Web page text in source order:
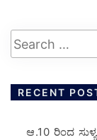
RECENT
ಆ.10 ರಿಂದ